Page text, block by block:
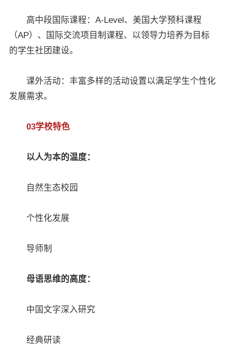
高中段国际课程：A-Level、美国大学预科课程
（AP）、国际交流项目制课程、以领导力培养为目标
的学生社团建设。
课外活动：丰富多样的活动设置以满足学生个性化
发展需求。
03学校特色
以人为本的温度：
自然生态校园
个性化发展
导师制
母语思维的高度：
中国文字深入研究
经典研读